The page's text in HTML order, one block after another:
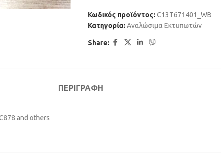
Κωδικός προϊόντος: C13T671401_WB
Κατηγορία: Αναλώσιμα Εκτυπωτών
Share:
ΠΕΡΙΓΡΑΦΉ
and others